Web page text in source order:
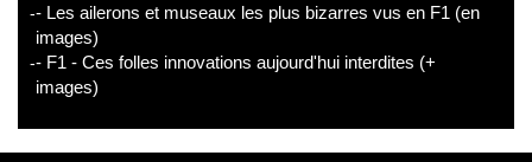
- Les ailerons et museaux les plus bizarres vus en F1 (en
images)
- F1 - Ces folles innovations aujourd'hui interdites (+
images)